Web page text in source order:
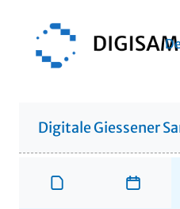
Digitale Giessener